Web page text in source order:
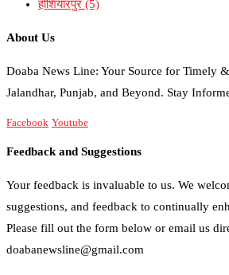
होशियारपुर (5)
About Us
Doaba News Line: Your Source for Timely
Jalandhar, Punjab, and Beyond. Stay
Facebook Youtube
Feedback and Suggestions
Your feedback is invaluable to us. We
suggestions, and feedback to continually
Please fill out the form below or email us
doabanewsline@gmail.com